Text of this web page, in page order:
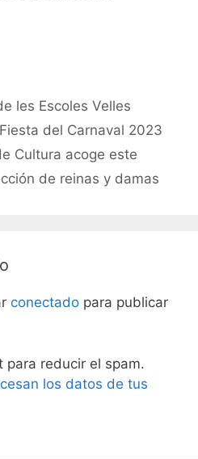
les Escoles Velles
del Carnaval 2023
Cultura acoge este
de reinas y damas
conectado para publicar
para reducir el spam.
los datos de tus